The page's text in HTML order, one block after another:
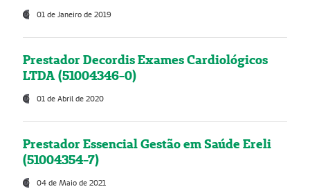
01 de Janeiro de 2019
Prestador Decordis Exames Cardiológicos
LTDA (51004346-0)
01 de Abril de 2020
Prestador Essencial Gestão em Saúde Ereli
(51004354-7)
04 de Maio de 2021